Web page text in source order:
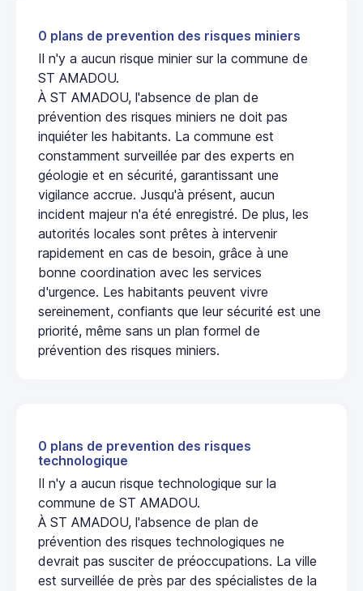
0 plans de prevention des risques miniers
Il n'y a aucun risque minier sur la commune de
ST AMADOU.
À ST AMADOU, l'absence de plan de
prévention des risques miniers ne doit pas
inquiéter les habitants. La commune est
constamment surveillée par des experts en
géologie et en sécurité, garantissant une
vigilance accrue. Jusqu'à présent, aucun
incident majeur n'a été enregistré. De plus, les
autorités locales sont prêtes à intervenir
rapidement en cas de besoin, grâce à une
bonne coordination avec les services
d'urgence. Les habitants peuvent vivre
sereinement, confiants que leur sécurité est une
priorité, même sans un plan formel de
prévention des risques miniers.
0 plans de prevention des risques
technologique
Il n'y a aucun risque technologique sur la
commune de ST AMADOU.
À ST AMADOU, l'absence de plan de
prévention des risques technologiques ne
devrait pas susciter de préoccupations. La ville
est surveillée de près par des spécialistes de la